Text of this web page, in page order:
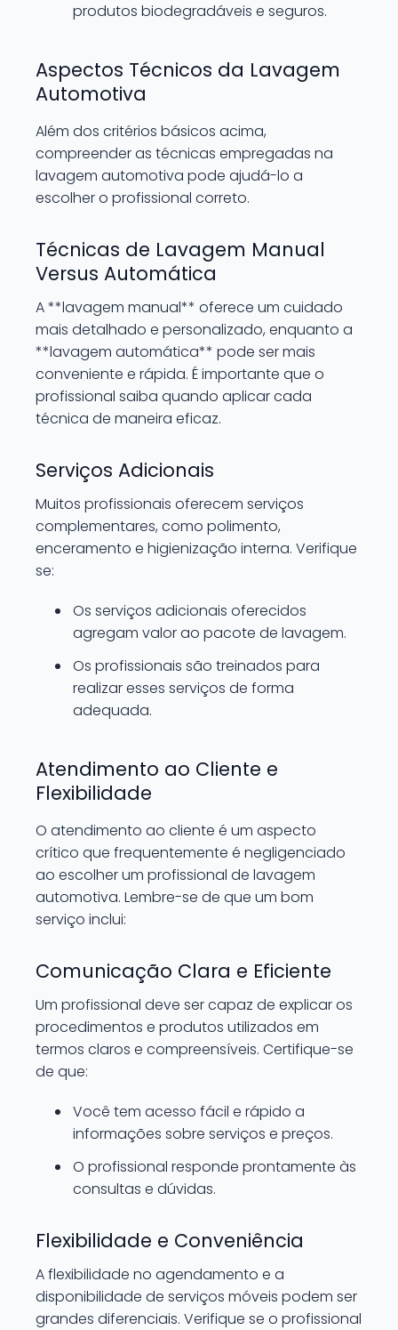
produtos biodegradáveis e seguros.
Aspectos Técnicos da Lavagem
Automotiva
Além dos critérios básicos acima,
compreender as técnicas empregadas na
lavagem automotiva pode ajudá-lo a
escolher o profissional correto.
Técnicas de Lavagem Manual
Versus Automática
A **lavagem manual** oferece um cuidado
mais detalhado e personalizado, enquanto a
**lavagem automática** pode ser mais
conveniente e rápida. É importante que o
profissional saiba quando aplicar cada
técnica de maneira eficaz.
Serviços Adicionais
Muitos profissionais oferecem serviços
complementares, como polimento,
enceramento e higienização interna. Verifique
se:
Os serviços adicionais oferecidos
agregam valor ao pacote de lavagem.
Os profissionais são treinados para
realizar esses serviços de forma
adequada.
Atendimento ao Cliente e
Flexibilidade
O atendimento ao cliente é um aspecto
crítico que frequentemente é negligenciado
ao escolher um profissional de lavagem
automotiva. Lembre-se de que um bom
serviço inclui:
Comunicação Clara e Eficiente
Um profissional deve ser capaz de explicar os
procedimentos e produtos utilizados em
termos claros e compreensíveis. Certifique-se
de que:
Você tem acesso fácil e rápido a
informações sobre serviços e preços.
O profissional responde prontamente às
consultas e dúvidas.
Flexibilidade e Conveniência
A flexibilidade no agendamento e a
disponibilidade de serviços móveis podem ser
grandes diferenciais. Verifique se o profissional